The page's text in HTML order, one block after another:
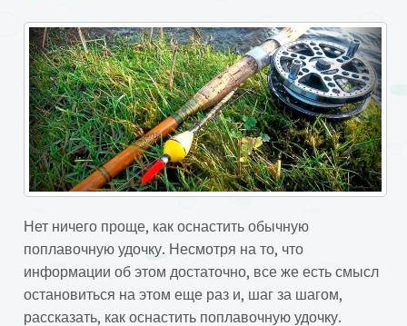
Нет ничего проще, как оснастить обычную
поплавочную удочку. Несмотря на то, что
информации об этом достаточно, все же есть смысл
остановиться на этом еще раз и, шаг за шагом,
рассказать, как оснастить поплавочную удочку.